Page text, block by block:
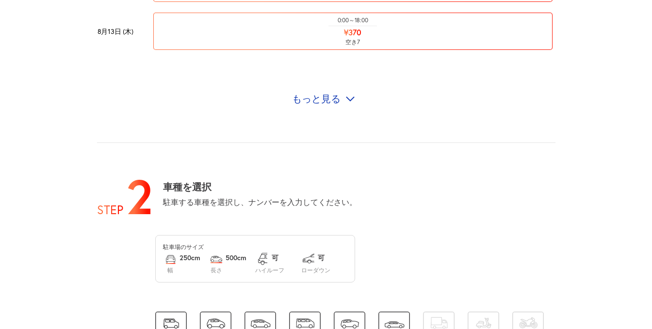
8月13日 (木)
0:00～18:00
¥370
空き7
0:00～18:00
8月16日 (日)
0:00～18:00
もっと見る
STEP 2 車種を選択
駐車する車種を選択し、ナンバーを入力してください。
駐車場のサイズ
幅
250cm
長さ
500cm
ハイルーフ
可
ローダウン
可